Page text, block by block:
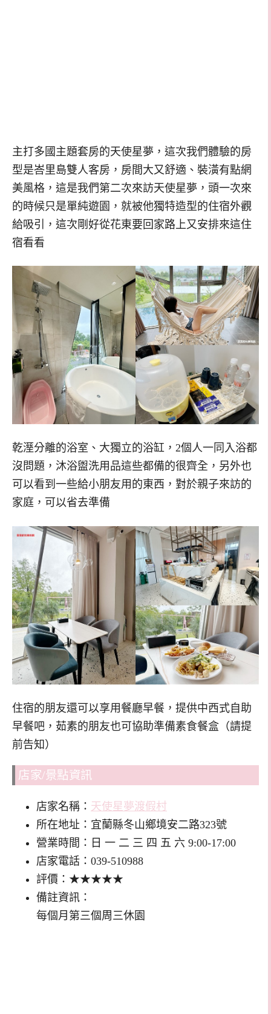
主打多國主題套房的天使星夢，這次我們體驗的房
型是峇里島雙人客房，房間大又舒適、裝潢有點網
美風格，這是我們第二次來訪天使星夢，頭一次來
的時候只是單純遊園，就被他獨特造型的住宿外觀
給吸引，這次剛好從花東要回家路上又安排來這住
宿看看
乾溼分離的浴室、大獨立的浴缸，2個人一同入浴都
沒問題，沐浴盥洗用品這些都備的很齊全，另外也
可以看到一些給小朋友用的東西，對於親子來訪的
家庭，可以省去準備
住宿的朋友還可以享用餐廳早餐，提供中西式自助
早餐吧，茹素的朋友也可協助準備素食餐盒（請提
前告知）
店家/景點資訊
店家名稱： 天使星夢渡假村
所在地址：宜蘭縣冬山鄉境安二路323號
營業時間：日 一 二 三 四 五 六 9:00-17:00
店家電話：039-510988
評價：★★★★★
備註資訊：
每個月第三個周三休園